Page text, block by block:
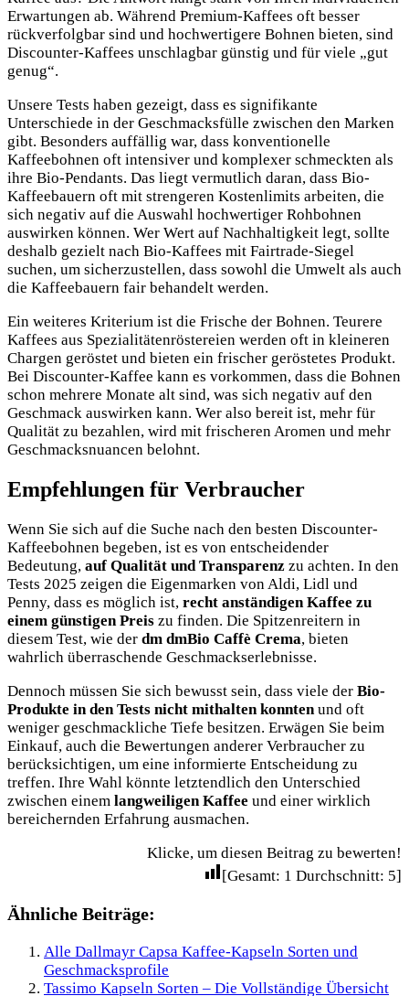
Erwartungen ab. Während Premium-Kaffees oft besser
rückverfolgbar sind und hochwertigere Bohnen bieten, sind
Discounter-Kaffees unschlagbar günstig und für viele „gut
genug“.
Unsere Tests haben gezeigt, dass es signifikante
Unterschiede in der Geschmacksfülle zwischen den Marken
gibt. Besonders auffällig war, dass konventionelle
Kaffeebohnen oft intensiver und komplexer schmeckten als
ihre Bio-Pendants. Das liegt vermutlich daran, dass Bio-
Kaffeebauern oft mit strengeren Kostenlimits arbeiten, die
sich negativ auf die Auswahl hochwertiger Rohbohnen
auswirken können. Wer Wert auf Nachhaltigkeit legt, sollte
deshalb gezielt nach Bio-Kaffees mit Fairtrade-Siegel
suchen, um sicherzustellen, dass sowohl die Umwelt als auch
die Kaffeebauern fair behandelt werden.
Ein weiteres Kriterium ist die Frische der Bohnen. Teurere
Kaffees aus Spezialitätenröstereien werden oft in kleineren
Chargen geröstet und bieten ein frischer geröstetes Produkt.
Bei Discounter-Kaffee kann es vorkommen, dass die Bohnen
schon mehrere Monate alt sind, was sich negativ auf den
Geschmack auswirken kann. Wer also bereit ist, mehr für
Qualität zu bezahlen, wird mit frischeren Aromen und mehr
Geschmacksnuancen belohnt.
Empfehlungen für Verbraucher
Wenn Sie sich auf die Suche nach den besten Discounter-
Kaffeebohnen begeben, ist es von entscheidender
Bedeutung, auf Qualität und Transparenz zu achten. In den
Tests 2025 zeigen die Eigenmarken von Aldi, Lidl und
Penny, dass es möglich ist, recht anständigen Kaffee zu
einem günstigen Preis zu finden. Die Spitzenreitern in
diesem Test, wie der dm dmBio Caffè Crema, bieten
wahrlich überraschende Geschmackserlebnisse.
Dennoch müssen Sie sich bewusst sein, dass viele der Bio-
Produkte in den Tests nicht mithalten konntenund oft
weniger geschmackliche Tiefe besitzen. Erwägen Sie beim
Einkauf, auch die Bewertungen anderer Verbraucher zu
berücksichtigen, um eine informierte Entscheidung zu
treffen. Ihre Wahl könnte letztendlich den Unterschied
zwischen einem langweiligen Kaffee und einer wirklich
bereichernden Erfahrung ausmachen.
Klicke, um diesen Beitrag zu bewerten!
[Gesamt: 1 Durchschnitt: 5]
Ähnliche Beiträge:
Alle Dallmayr Capsa Kaffee-Kapseln Sorten und
Geschmacksprofile
Tassimo Kapseln Sorten – Die Vollständige Übersicht